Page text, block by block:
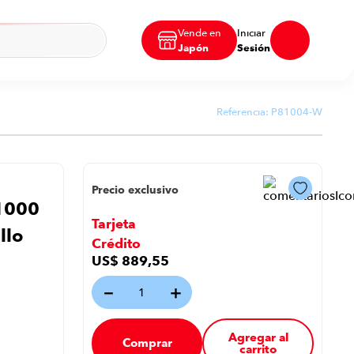
Vende en
Japón
Iniciar
Sesión
Referencia: P81004-W
Precio exclusivo
Tarjeta
Crédito
US$ 889,55
＋
－
Comprar Agregar al
carrito